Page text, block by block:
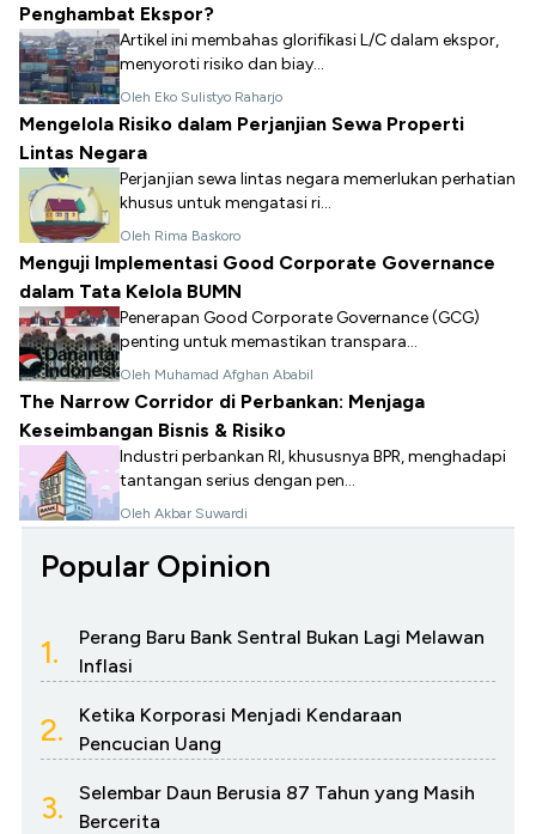
Penghambat Ekspor?
Artikel ini membahas glorifikasi L/C dalam ekspor,
menyoroti risiko dan biay...
Oleh Eko Sulistyo Raharjo
Mengelola Risiko dalam Perjanjian Sewa Properti
Lintas Negara
Perjanjian sewa lintas negara memerlukan perhatian
khusus untuk mengatasi ri...
Oleh Rima Baskoro
Menguji Implementasi Good Corporate Governance
dalam Tata Kelola BUMN
Penerapan Good Corporate Governance (GCG)
penting untuk memastikan transpara...
Oleh Muhamad Afghan Ababil
The Narrow Corridor di Perbankan: Menjaga
Keseimbangan Bisnis & Risiko
Industri perbankan RI, khususnya BPR, menghadapi
tantangan serius dengan pen...
Oleh Akbar Suwardi
Popular Opinion
1.
Perang Baru Bank Sentral Bukan Lagi Melawan
Inflasi
2.
Ketika Korporasi Menjadi Kendaraan
Pencucian Uang
3.
Selembar Daun Berusia 87 Tahun yang Masih
Bercerita